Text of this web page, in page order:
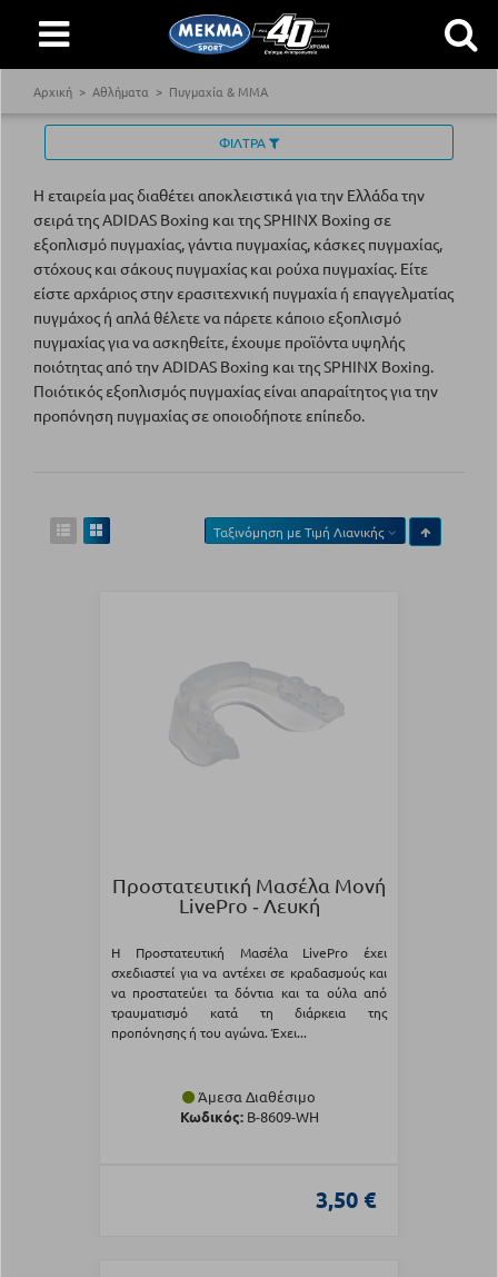
Αρχική Αθλήματα Πυγμαχία & MMA
ΦΙΛΤΡΑ
Η εταιρεία μας διαθέτει αποκλειστικά για την Ελλάδα την
σειρά της ADIDAS Boxing και της SPHINX Boxing σε
εξοπλισμό πυγμαχίας, γάντια πυγμαχίας, κάσκες πυγμαχίας,
στόχους και σάκους πυγμαχίας και ρούχα πυγμαχίας. Είτε
είστε αρχάριος στην ερασιτεχνική πυγμαχία ή επαγγελματίας
πυγμάχος ή απλά θέλετε να πάρετε κάποιο εξοπλισμό
πυγμαχίας για να ασκηθείτε, έχουμε προϊόντα υψηλής
ποιότητας από την ADIDAS Boxing και της SPHINX Boxing.
Ποιότικός εξοπλισμός πυγμαχίας είναι απαραίτητος για την
προπόνηση πυγμαχίας σε οποιοδήποτε επίπεδο.
Ταξινόμηση μεΤιμή Λιανικής
Προστατευτική Μασέλα Μονή
LivePro ‑ Λευκή
Η Προστατευτική Μασέλα LivePro έχει
σχεδιαστεί για να αντέχει σε κραδασμούς και
να προστατεύει τα δόντια και τα ούλα από
τραυματισμό κατά τη διάρκεια της
προπόνησης ή του αγώνα. Έχει...
Άμεσα Διαθέσιμο
Κωδικός:Β-8609-WH
3,50 €